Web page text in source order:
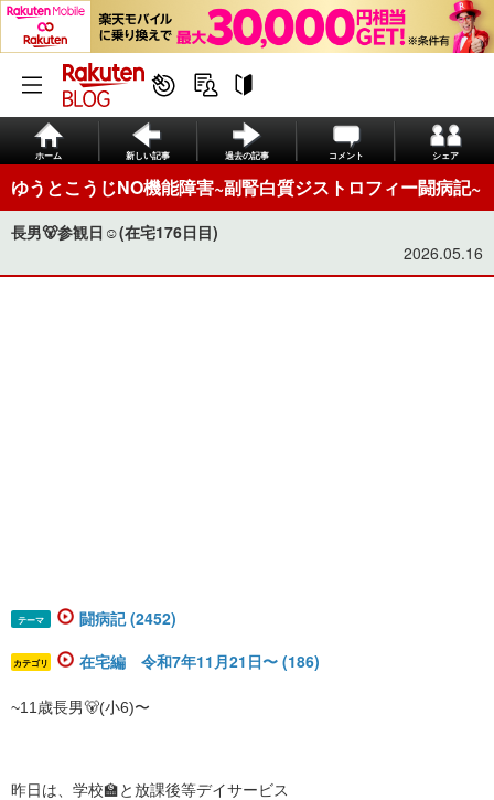
ホーム 新しい記事 過去の記事 コメント シェア
ゆうとこうじNO機能障害~副腎白質ジストロフィー闘病記~
長男🐻参観日☺️(在宅176日目)
2026.05.16
テーマ 闘病記 (2452)
カテゴリ 在宅編 令和7年11月21日〜 (186)
~11歳長男🐻(小6)〜
昨日は、学校🏫と放課後等デイサービス